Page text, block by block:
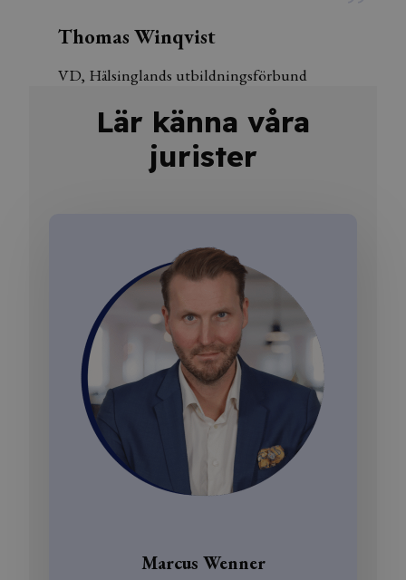
Thomas Winqvist
VD, Hälsinglands utbildningsförbund
Lär känna våra
jurister
Marcus Wenner